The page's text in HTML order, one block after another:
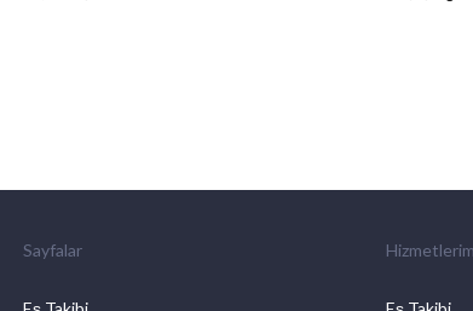
Sayfalar